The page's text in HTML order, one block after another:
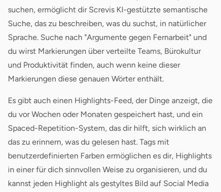
suchen, ermöglicht dir Screvis KI-gestützte semantische
Suche, das zu beschreiben, was du suchst, in natürlicher
Sprache. Suche nach "Argumente gegen Fernarbeit" und
du wirst Markierungen über verteilte Teams, Bürokultur
und Produktivität finden, auch wenn keine dieser
Markierungen diese genauen Wörter enthält.
Es gibt auch einen Highlights-Feed, der Dinge anzeigt, die
du vor Wochen oder Monaten gespeichert hast, und ein
Spaced-Repetition-System, das dir hilft, sich wirklich an
das zu erinnern, was du gelesen hast. Tags mit
benutzerdefinierten Farben ermöglichen es dir, Highlights
in einer für dich sinnvollen Weise zu organisieren, und du
kannst jeden Highlight als gestyltes Bild auf Social Media